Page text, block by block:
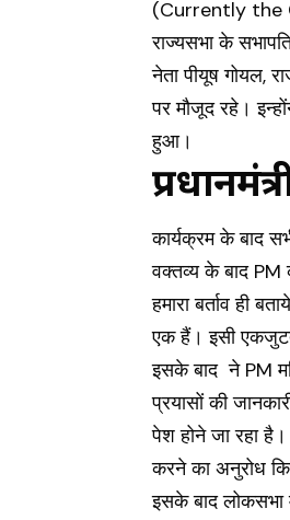
(Currently the
राज्यसभा के
नेता पीयूष गोयल,
पर मौजूद रहे।
हुआ।
कार्यक्रम के बाद
वक्तव्य के बाद
हमारा बर्ताव ही
एक हैं। इसी
इसके बाद ने PM
प्रयासों की
पेश होने जा रहा
करने का अनुरोध
इसके बाद